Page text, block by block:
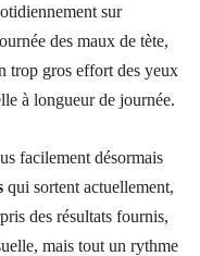
sur
des maux de tète,
trop gros effort des yeux
à longueur de journée.
facilement désormais
qui sortent actuellement,
des résultats fournis,
mais tout un rythme